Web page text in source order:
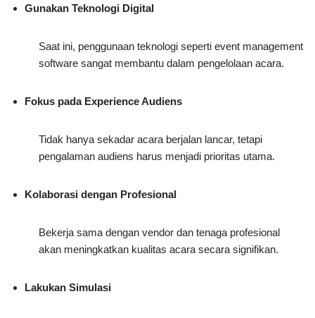
Gunakan Teknologi Digital
Saat ini, penggunaan teknologi seperti event management
software sangat membantu dalam pengelolaan acara.
Fokus pada Experience Audiens
Tidak hanya sekadar acara berjalan lancar, tetapi
pengalaman audiens harus menjadi prioritas utama.
Kolaborasi dengan Profesional
Bekerja sama dengan vendor dan tenaga profesional
akan meningkatkan kualitas acara secara signifikan.
Lakukan Simulasi